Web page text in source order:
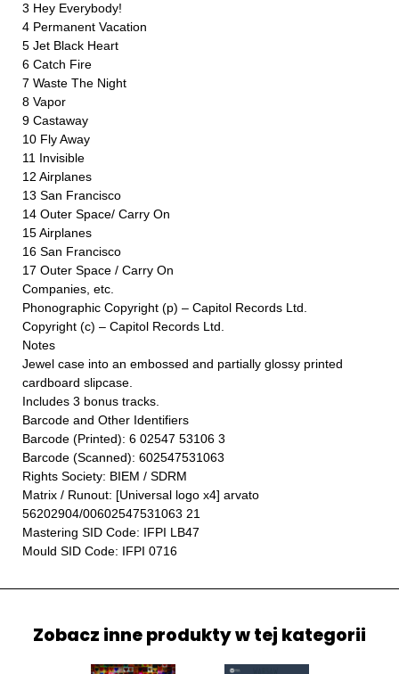
3 Hey Everybody!
4 Permanent Vacation
5 Jet Black Heart
6 Catch Fire
7 Waste The Night
8 Vapor
9 Castaway
10 Fly Away
11 Invisible
12 Airplanes
13 San Francisco
14 Outer Space/ Carry On
15 Airplanes
16 San Francisco
17 Outer Space / Carry On
Companies, etc.
Phonographic Copyright (p) – Capitol Records Ltd.
Copyright (c) – Capitol Records Ltd.
Notes
Jewel case into an embossed and partially glossy printed
cardboard slipcase.
Includes 3 bonus tracks.
Barcode and Other Identifiers
Barcode (Printed): 6 02547 53106 3
Barcode (Scanned): 602547531063
Rights Society: BIEM / SDRM
Matrix / Runout: [Universal logo x4] arvato
56202904/00602547531063 21
Mastering SID Code: IFPI LB47
Mould SID Code: IFPI 0716
Zobacz inne produkty w tej kategorii